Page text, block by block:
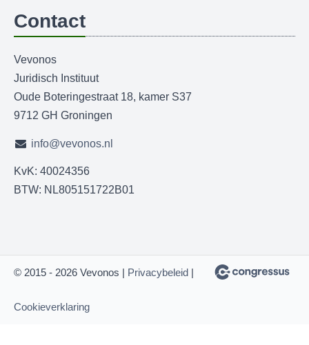
Contact
Vevonos
Juridisch Instituut
Oude Boteringestraat 18, kamer S37
9712 GH Groningen
info@vevonos.nl
KvK: 40024356
BTW: NL805151722B01
© 2015 - 2026 Vevonos | Privacybeleid |
Cookieverklaring